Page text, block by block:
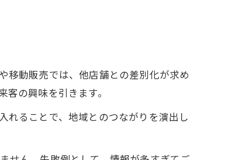
移動販売では、他店舗との差別化が求め
の興味を引きます。
れることで、地域とのつながりを演出し